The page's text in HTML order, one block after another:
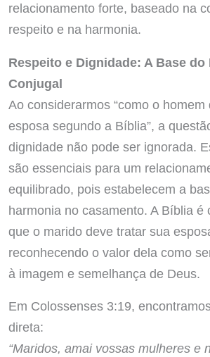
relacionamento forte, baseado na
respeito e na harmonia.
Respeito e Dignidade: A Base
Conjugal
Ao considerarmos “como o homem
esposa segundo a Bíblia”, a
dignidade não pode ser ignorada.
são essenciais para um
equilibrado, pois estabelecem a
harmonia no casamento. A Bíblia é
que o marido deve tratar sua
reconhecendo o valor dela como
à imagem e semelhança de Deus.
Em Colossenses 3:19,
direta:
“Maridos, amai vossas mulheres e